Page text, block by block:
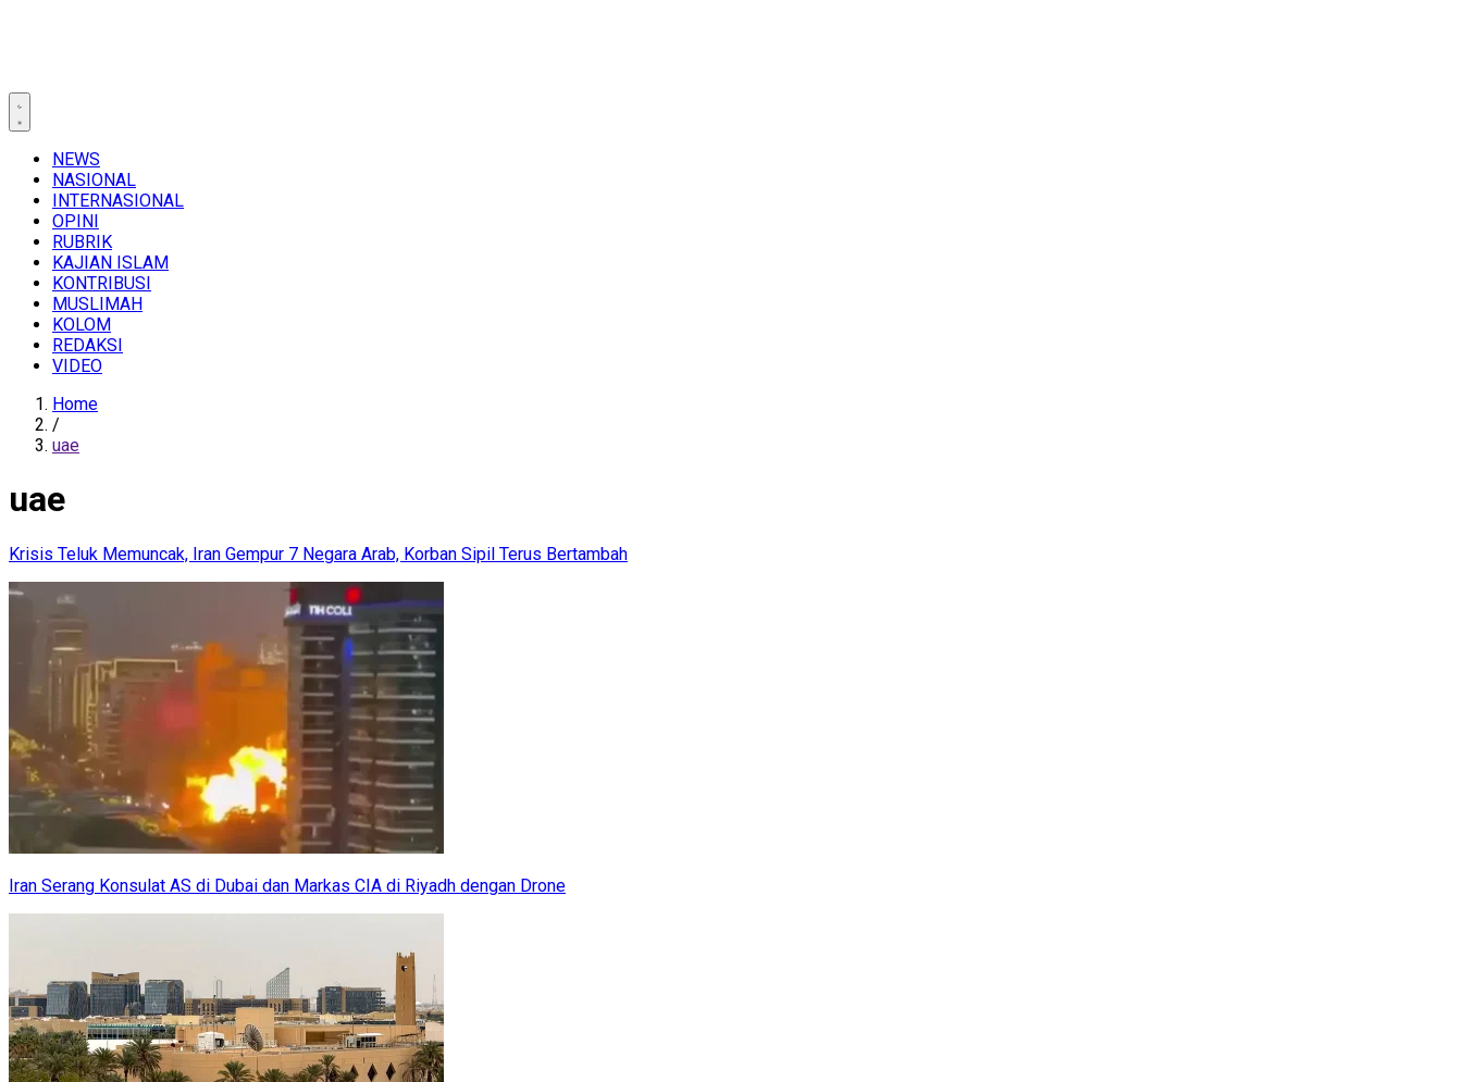
NEWS
NASIONAL
INTERNASIONAL
OPINI
RUBRIK
KAJIAN ISLAM
KONTRIBUSI
MUSLIMAH
KOLOM
REDAKSI
VIDEO
Home
/
uae
uae
Krisis Teluk Memuncak, Iran Gempur 7 Negara Arab, Korban Sipil Terus Bertambah
Iran Serang Konsulat AS di Dubai dan Markas CIA di Riyadh dengan Drone